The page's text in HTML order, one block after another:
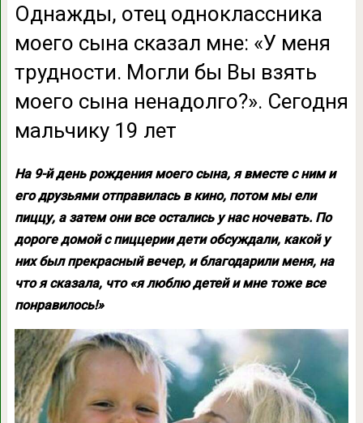
Однажды, отец одноклассника
моего сына сказал мне: «У меня
трудности. Могли бы Вы взять
моего сына ненадолго?». Сегодня
мальчику 19 лет
На 9-й день рождения моего сына, я вместе с ним и
его друзьями отправилась в кино, потом мы ели
пиццу, а затем они все остались у нас ночевать. По
дороге домой с пиццерии дети обсуждали, какой у
них был прекрасный вечер, и благодарили меня, на
что я сказала, что «я люблю детей и мне тоже все
понравилось!»